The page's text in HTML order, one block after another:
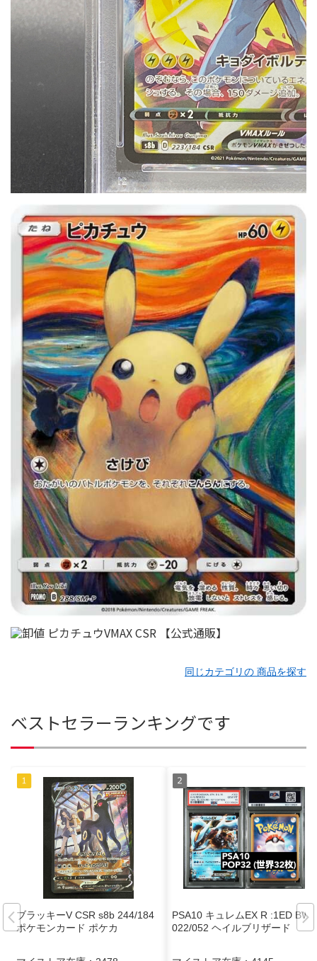
同じカテゴリの 商品を探す
ベストセラーランキングです
ブラッキーV CSR s8b 244/184
ポケモンカード ポケカ
PSA10 キュレムEX R :1ED BW3
022/052 ヘイルブリザード